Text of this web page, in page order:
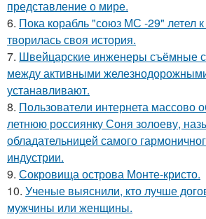
представление о мире.
6. Пока корабль "союз МС -29" летел
творилась своя история.
7. Швейцарские инженеры съёмные
между активными
устанавливают.
8. Пользователи интернета массово
летнюю россиянку Соня золоеву,
обладательницей самого
индустрии.
9. Сокровища острова Монте-кристо.
10. Ученые выяснили, кто лучше
мужчины или женщины.